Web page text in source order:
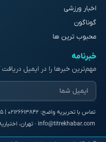
اخبار ورزشی
گوناگون
محبوب ترین ها
خبرنامه
مهم‌ترین خبرها را در ایمیل